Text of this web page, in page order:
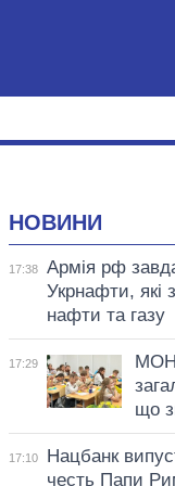
НОВИНИ
17:38
Армія рф
Укрнафти, які
нафти та газу
17:29
МОН
що
17:10
Нацбанк
честь Папи